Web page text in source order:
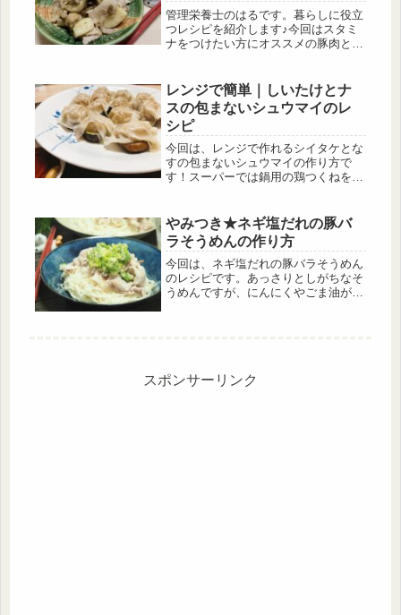
管理栄養士のはるです。暮らしに役立
つレシピを紹介します♪今回はスタミ
ナをつけたい方にオススメの豚肉と長
なっています。
レンジで簡単｜しいたけとナ
スの包まないシュウマイのレ
シピ
今回は、レンジで作れるシイタケとな
すの包まないシュウマイの作り方で
す！スーパーでは鍋用の鶏つくねを安
つくねを作る手間が省けてシュウマイ
の皮を被せるだけなので超簡単に作る
ことができます。 シイタケとなすに
お肉のうま味が染み込んで絶品です！
やみつき★ネギ塩だれの豚バ
ラそうめんの作り方
今回は、ネギ塩だれの豚バラそうめん
のレシピです。あっさりとしがちなそ
うめんですが、にんにくやごま油が効
スポンサーリンク